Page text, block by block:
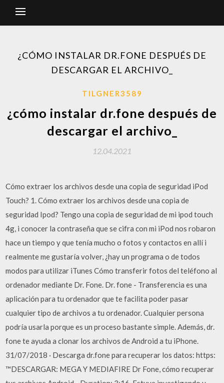
¿CÓMO INSTALAR DR.FONE DESPUÉS DE
DESCARGAR EL ARCHIVO_
TILGNER3589
¿cómo instalar dr.fone después de
descargar el archivo_
12.04.2021
Cómo extraer los archivos desde una copia de seguridad iPod
Touch? 1. Cómo extraer los archivos desde una copia de
seguridad Ipod? Tengo una copia de seguridad de mi ipod touch
4g, i conocer la contraseña que se cifra con mi iPod nos robaron
hace un tiempo y que tenía mucho o fotos y contactos en allí i
realmente me gustaría volver, ¿hay un programa o de todos
modos para utilizar iTunes Cómo transferir fotos del teléfono al
ordenador mediante Dr. Fone. Dr. fone - Transferencia es una
aplicación para tu ordenador que te facilita poder pasar
cualquier tipo de archivos a tu ordenador. Cualquier persona
podría usarla porque es un proceso bastante simple. Además, dr.
fone te ayuda a clonar los archivos de Android a tu iPhone.
31/07/2018 · Descarga dr.fone para recuperar los datos: https:
™DESCARGAR: MEGA Y MEDIAFIRE Dr Fone, cómo recuperar